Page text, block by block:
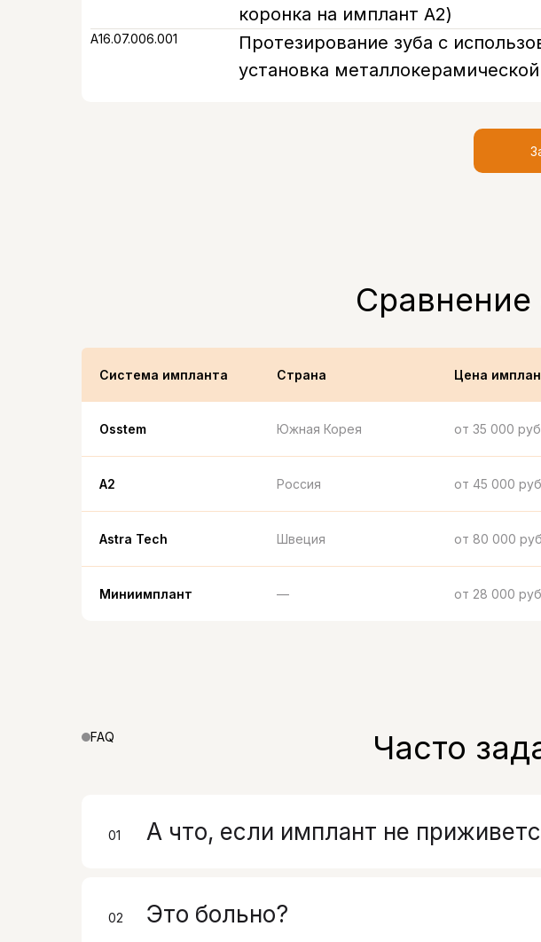
коронка на имплант A2)
А16.07.006.001
Протезирование зуба с
установка
Система импланта Страна Цена
Osstem Южная Корея от 35 000
A2 Россия от 45 000
Astra Tech Швеция от 80 000
Миниимплант — от 28 000
FAQ Часто
01 А что, если имплант не
02 Это больно?